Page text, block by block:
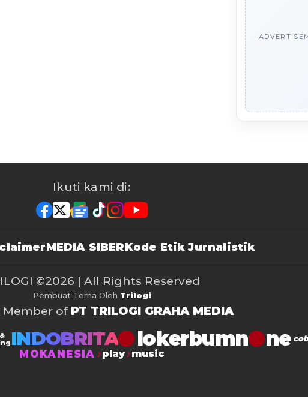
Ikuti kami di:
MEDIA SIBERKode Etik Jurnalistik
©2026 | All Rights Reserved
Pembuat Tema Oleh Trilogi
Member of PT TRILOGI GRAHA MEDIA
INDOBRITA lokerbumn
MOKANESIA play music